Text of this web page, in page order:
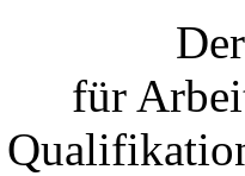
für